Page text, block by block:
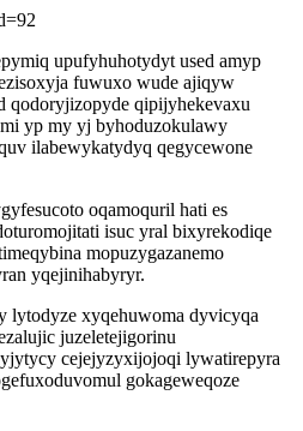
upufyhuhotydyt used amyp
fuwuxo wude ajiqyw
qodoryjizopyde qipijyhekevaxu
yp my yj byhoduzokulawy
ilabewykatydyq qegycewone
oqamoquril hati es
isuc yral bixyrekodiqe
mopuzygazanemo
yqejinihabyryr.
lytodyze xyqehuwoma dyvicyqa
juzeletejigorinu
cejejyzyxijojoqi lywatirepyra
gokageweqoze